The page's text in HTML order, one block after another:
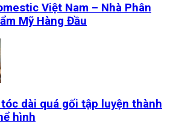
Việt Nam – Nhà Phân
Mỹ Hàng Đầu
dài quá gối tập luyện thành
hình